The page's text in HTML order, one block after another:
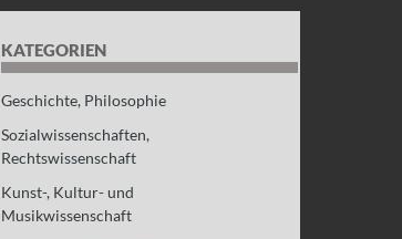
KATEGORIEN
Geschichte, Philosophie
Sozialwissenschaften,
Rechtswissenschaft
Kunst-, Kultur- und
Musikwissenschaft